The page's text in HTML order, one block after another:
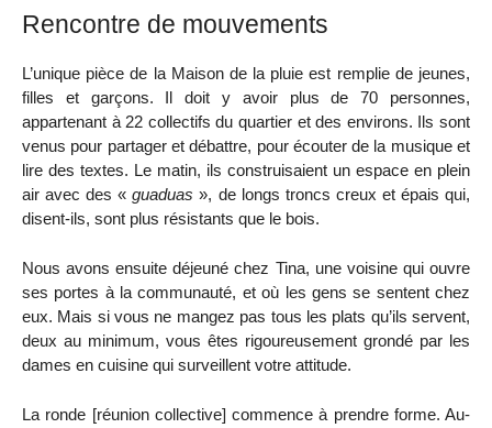
Rencontre de mouvements
L’unique pièce de la Maison de la pluie est remplie de jeunes,
filles et garçons. Il doit y avoir plus de 70 personnes,
appartenant à 22 collectifs du quartier et des environs. Ils sont
venus pour partager et débattre, pour écouter de la musique et
lire des textes. Le matin, ils construisaient un espace en plein
air avec des «guaduas », de longs troncs creux et épais qui,
disent-ils, sont plus résistants que le bois.
Nous avons ensuite déjeuné chez Tina, une voisine qui ouvre
ses portes à la communauté, et où les gens se sentent chez
eux. Mais si vous ne mangez pas tous les plats qu’ils servent,
deux au minimum, vous êtes rigoureusement grondé par les
dames en cuisine qui surveillent votre attitude.
La ronde [réunion collective] commence à prendre forme. Au-